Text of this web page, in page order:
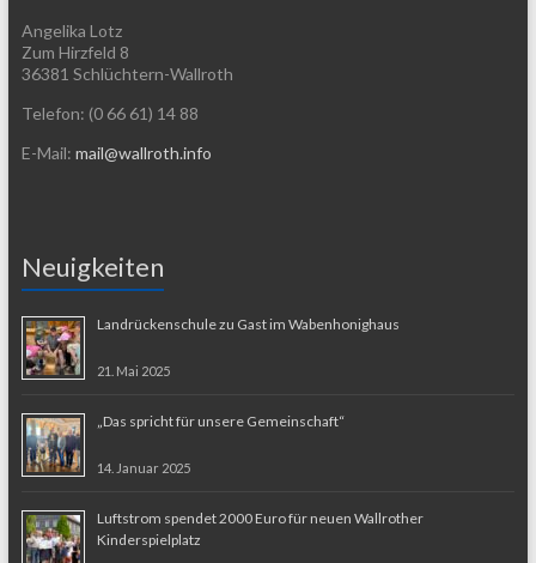
Angelika Lotz
Zum Hirzfeld 8
36381 Schlüchtern-Wallroth
Telefon: (0 66 61) 14 88
E-Mail: mail@wallroth.info
Neuigkeiten
Landrückenschule zu Gast im Wabenhonighaus
21. Mai 2025
„Das spricht für unsere Gemeinschaft“
14. Januar 2025
Luftstrom spendet 2000 Euro für neuen Wallrother
Kinderspielplatz